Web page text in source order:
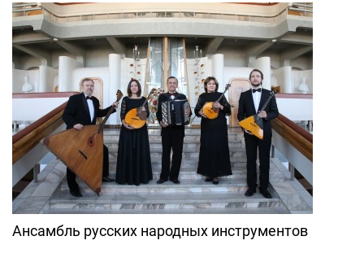
Ансамбль русских народных инструментов